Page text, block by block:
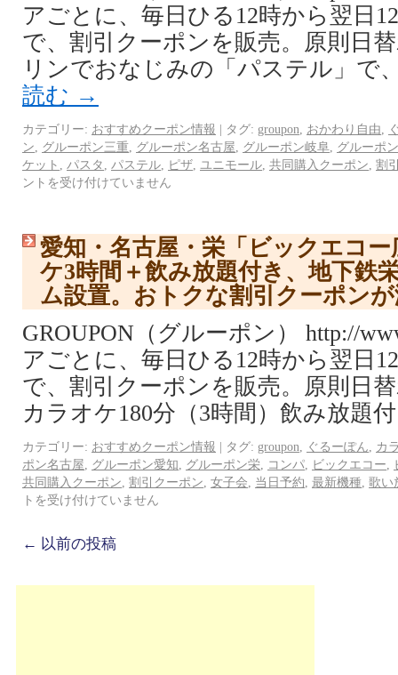
アごとに、毎日ひる12時から翌日
で、割引クーポンを販売。原則日
リンでおなじみの「パステル」
読む →
カテゴリー: おすすめクーポン情報 | タグ: groupon おかわり自由
ン
グルーポン三重 グルーポン名古屋 グルーポン岐阜 グルーポ
ケット
パスタ パステル ピザ ユニモール 共同購入クーポン 割
ントを受け付けていません
愛知・名古屋・栄「ビックエコ
ケ3時間＋飲み放題付き、地下鉄
ム設置。おトクな割引クーポン
GROUPON（グルーポン） http://
アごとに、毎日ひる12時から翌日
で、割引クーポンを販売。原則日
カラオケ180分（3時間）飲み放題
カテゴリー: おすすめクーポン情報 | タグ: groupon ぐるーぽん
カ
ポン名古屋
グルーポン愛知 グルーポン栄 コンパ ビックエコー
共同購入クーポン 割引クーポン 女子会 当日予約 最新機種 歌い
トを受け付けていません
← 以前の投稿